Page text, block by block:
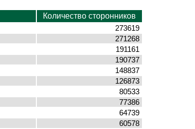
Количество сторонников
273619
271268
191161
190737
148837
126873
80533
77386
64739
60578